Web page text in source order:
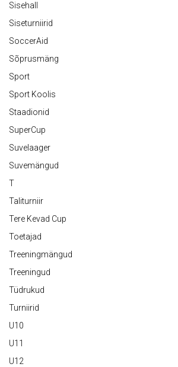
Sisehall
Siseturniirid
SoccerAid
Sõprusmäng
Sport
Sport Koolis
Staadionid
SuperCup
Suvelaager
Suvemängud
T
Taliturniir
Tere Kevad Cup
Toetajad
Treeningmängud
Treeningud
Tüdrukud
Turniirid
U10
U11
U12